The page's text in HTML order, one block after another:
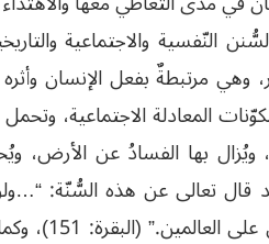
النّفسية والاجتماعية
وهي مرتبطةٌ بفعل الإنسان
المعادلة الاجتماعية،
ويُزال بها الفسادُ عن الأرض،
قال تعالى عن هذه السُّنّة:
الأرض،